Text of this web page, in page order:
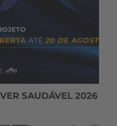
SAUDÁVEL 2026